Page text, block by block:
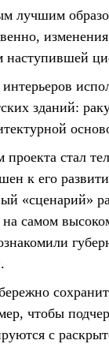
лучшим
наступившей
зданий:
стал
к его
«сценарий»
самом
чтобы
с